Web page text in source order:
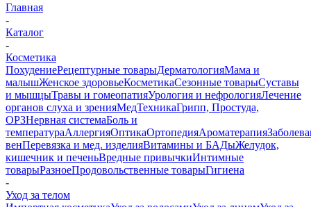
Главная
-
Каталог
-
Косметика
ПохудениеРецептурные товарыДерматологияМама и
малышЖенское здоровьеКосметикаСезонные товарыСуставы
и мышцыТравы и гомеопатияУрология и нефрологияЛечение
органов слуха и зренияМедТехникаГрипп, Простуда,
ОРЗНервная системаБоль и
температураАллергияОптикаОртопедияАроматерапия
венПеревязка и мед. изделияВитамины и БАДыЖелудок,
кишечник и печеньВредные привычкиИнтимные
товарыРазноеПродовольственные товарыГигиена
-
Уход за телом